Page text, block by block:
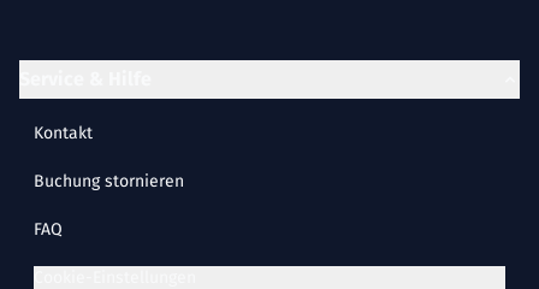
Kontakt
Buchung stornieren
FAQ